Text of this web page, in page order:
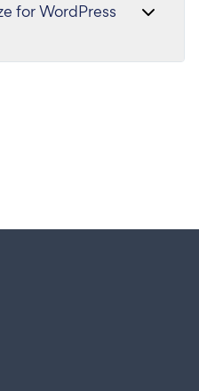
for WordPress